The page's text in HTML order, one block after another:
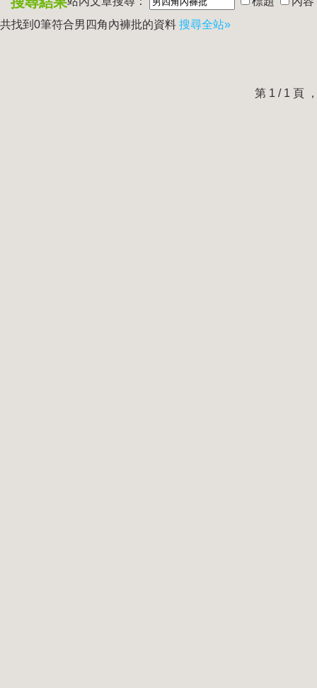
共找到0筆符合男四角內褲批的資料 搜尋全站»
第 1 / 1